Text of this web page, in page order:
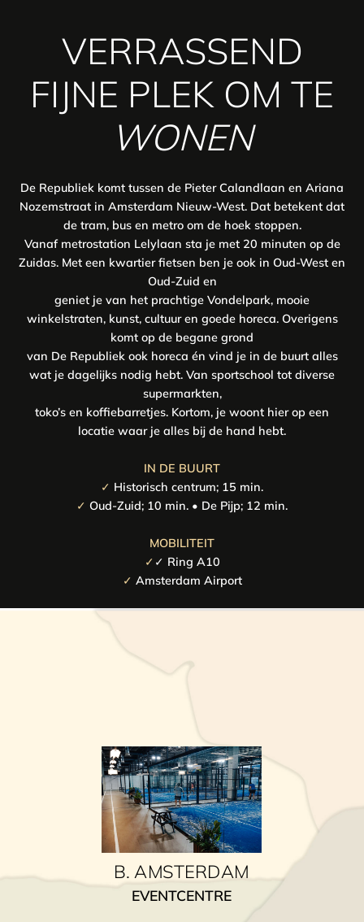
VERRASSEND
FIJNE PLEK OM TE
WONEN
De Republiek komt tussen de Pieter Calandlaan en Ariana
Nozemstraat in Amsterdam Nieuw-West. Dat betekent dat
de tram, bus en metro om de hoek stoppen.
Vanaf metrostation Lelylaan sta je met 20 minuten op de
Zuidas. Met een kwartier fietsen ben je ook in Oud-West en
Oud-Zuid en
geniet je van het prachtige Vondelpark, mooie
winkelstraten, kunst, cultuur en goede horeca. Overigens
komt op de begane grond
van De Republiek ook horeca én vind je in de buurt alles
wat je dagelijks nodig hebt. Van sportschool tot diverse
supermarkten,
toko’s en koffiebarretjes. Kortom, je woont hier op een
locatie waar je alles bij de hand hebt.
IN DE BUURT
✓ Historisch centrum; 15 min.
✓ Oud-Zuid; 10 min. • De Pijp; 12 min.
MOBILITEIT
✓ ✓ Ring A10
✓ Amsterdam Airport
B. AMSTERDAM
EVENTCENTRE